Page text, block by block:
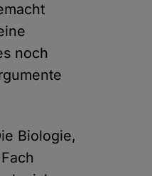
noch
Biologie,